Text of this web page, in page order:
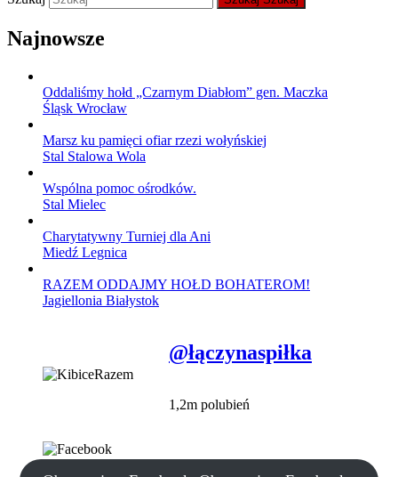
Najnowsze
Oddaliśmy hołd „Czarnym Diabłom” gen. Maczka
Śląsk Wrocław
Marsz ku pamięci ofiar rzezi wołyńskiej
Stal Stalowa Wola
Wspólna pomoc ośrodków.
Stal Mielec
Charytatywny Turniej dla Ani
Miedź Legnica
RAZEM ODDAJMY HOŁD BOHATEROM!
Jagiellonia Białystok
@łączynaspiłka
1,2m polubień